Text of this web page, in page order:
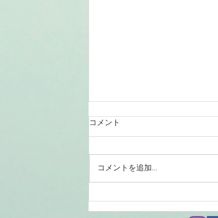
2026/08/01涸沼川釣果報告
KIZ様
コメント
コメントを追加…